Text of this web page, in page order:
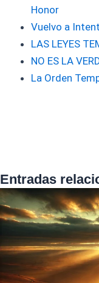
Honor
Vuelvo a
LAS LEYES
NO ES LA
La Orden
Entradas